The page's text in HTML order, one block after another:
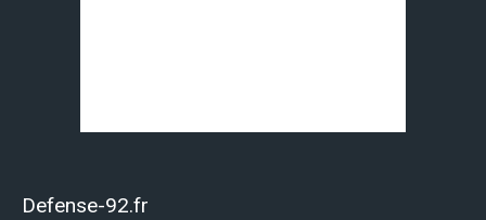
Defense-92.fr